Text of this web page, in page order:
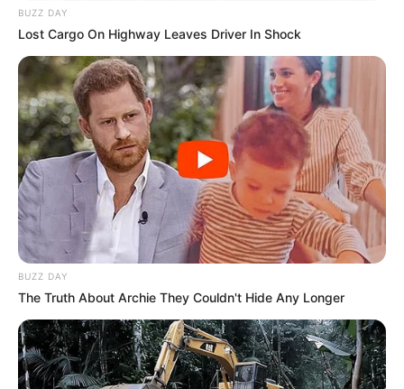
BUZZ DAY
Lost Cargo On Highway Leaves Driver In Shock
BUZZ DAY
The Truth About Archie They Couldn't Hide Any Longer